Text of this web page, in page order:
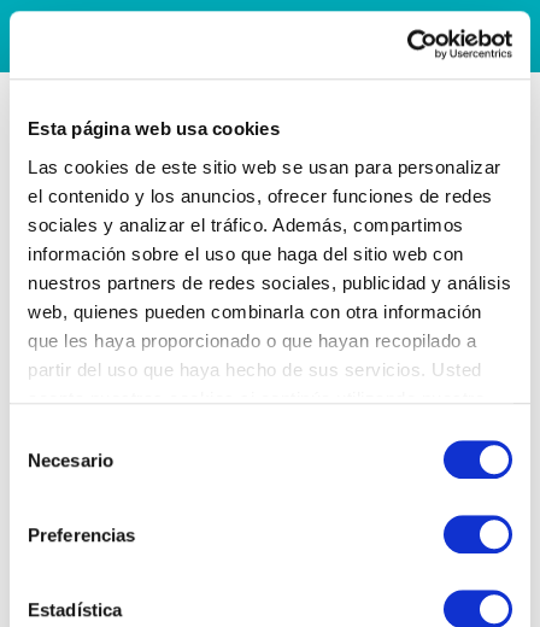
Esta página web usa cookies
Las cookies de este sitio web se usan para personalizar
el contenido y los anuncios, ofrecer funciones de redes
sociales y analizar el tráfico. Además, compartimos
información sobre el uso que haga del sitio web con
nuestros partners de redes sociales, publicidad y análisis
web, quienes pueden combinarla con otra información
que les haya proporcionado o que hayan recopilado a
partir del uso que haya hecho de sus servicios. Usted
Necesario
Preferencias
Estadística